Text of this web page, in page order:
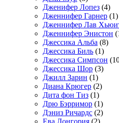
Дженифер Лопез (4)
Дженнифер Гарнер (1)
Дженнифер Лав
Дженнифер Энистон
Джессика Альба (8)
Джессика Биль (1)
Джессика Симпсон
Джессика Шор (3)
Джилл Зарин (1)
Диана Крюгер (2)
Дита фон Тиз (1)
Дрю Бэрримор (1)
Дэниз Ричардс (2)
Ева Лонгория (2)